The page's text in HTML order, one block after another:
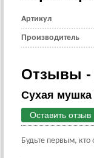
Артикул
Производитель
Отзывы -
Сухая мушка
Оставить отзыв
Будьте первым, кто